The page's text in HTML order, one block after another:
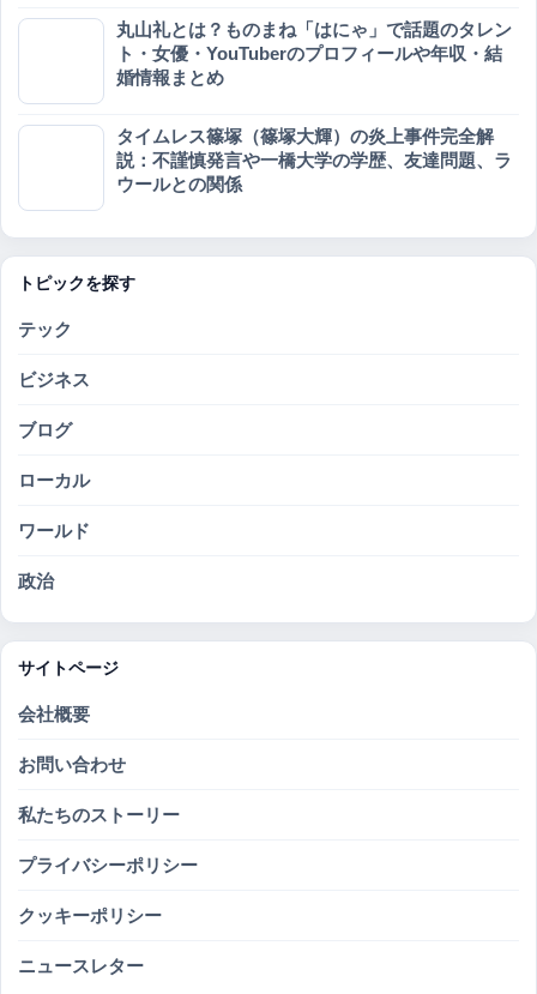
丸山礼とは？ものまね「はにゃ」で話題のタレン
ト・女優・YouTuberのプロフィールや年収・結
婚情報まとめ
タイムレス篠塚（篠塚大輝）の炎上事件完全解
説：不謹慎発言や一橋大学の学歴、友達問題、ラ
ウールとの関係
トピックを探す
テック
ビジネス
ブログ
ローカル
ワールド
政治
サイトページ
会社概要
お問い合わせ
私たちのストーリー
プライバシーポリシー
クッキーポリシー
ニュースレター